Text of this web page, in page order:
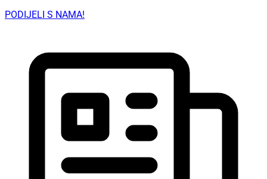
PODIJELI S NAMA!